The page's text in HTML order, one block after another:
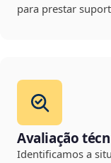
para prestar
Avaliação
Identificamos a